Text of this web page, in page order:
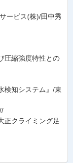
ービス(株)/田中秀
圧縮強度特性との
検知システム』/東
クライミング足